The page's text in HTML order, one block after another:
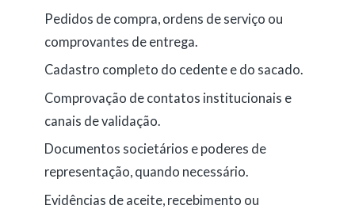
Pedidos de compra, ordens de serviço ou
comprovantes de entrega.
Cadastro completo do cedente e do sacado.
Comprovação de contatos institucionais e
canais de validação.
Documentos societários e poderes de
representação, quando necessário.
Evidências de aceite, recebimento ou